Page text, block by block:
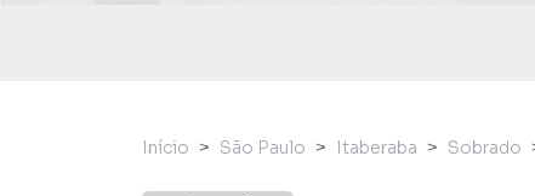
Início São Paulo Itaberaba Sobrado